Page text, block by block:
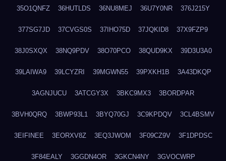
35O1QNFZ 36HUTLDS 36NU8MEJ 36U7Y0NR 376J215Y
377SG7JD 37CVGS0S 37IHO75D 37JQKID8 37X9FZP9
38J0SXQX 38NQ9PDV 38O70PCO 38QUD9KX 39D3U3A0
39LAIWA9 39LCYZRI 39MGWN55 39PXKH1B 3A43DKQP
3AGNJUCU 3ATCGY3X 3BKC9MX3 3BORDPAR
3BVH0QRQ 3BWP93L1 3BYQ70GJ 3C9KPDQV 3CL4BSMV
3EIFINEE 3EORXV8Z 3EQ3JWOM 3F09CZ9V 3F1DPDSC
3F84EALY 3GGDN4OR 3GKCN4NY 3GVOCWRP